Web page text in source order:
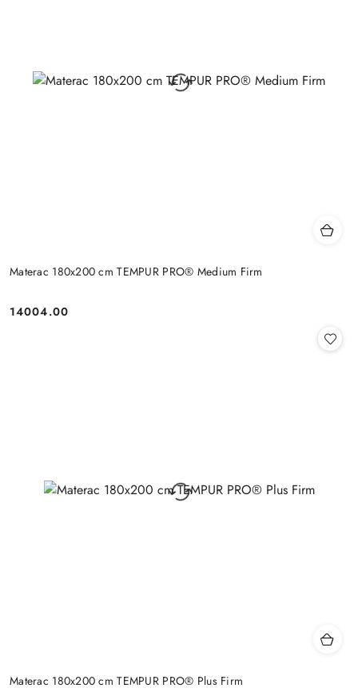
Materac 180x200 cm TEMPUR PRO® Medium Firm
Cena:
14004.00
Materac 180x200 cm TEMPUR PRO® Plus Firm